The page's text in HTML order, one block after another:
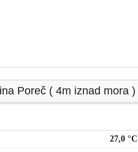
Poreč ( 4m iznad mora )
27,0 °C